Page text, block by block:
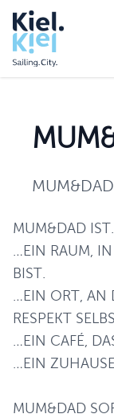
MUM&DAD
MUM&DAD
…EIN RAUM,
BIST.
…EIN ORT, AN
RESPEKT
…EIN CAFÉ,
…EIN
MUM&DAD